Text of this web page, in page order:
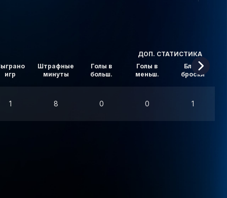
ДОП. СТАТИСТИКА
игр
Штрафные
минуты
Голы в
больш.
Голы в
меньш.
Блок.
броски
1 8 0 0 1